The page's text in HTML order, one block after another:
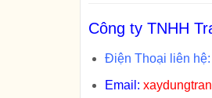
Công ty TNHH
Điện Thoại liên hệ:
Email: